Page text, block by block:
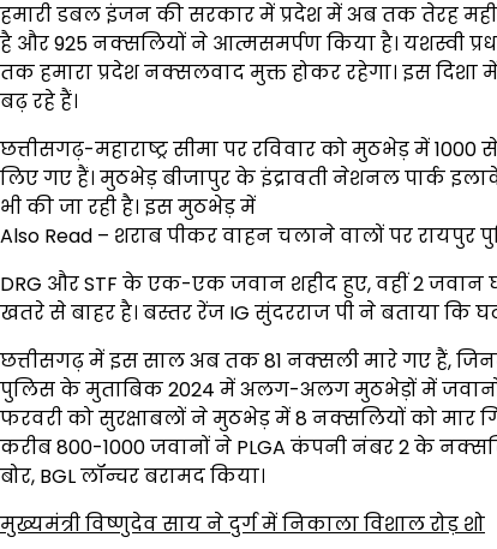
हमारी डबल इंजन की सरकार में प्रदेश में अब तक तेरह
है और 925 नक्सलियों ने आत्मसमर्पण किया है। यशस्वी
तक हमारा प्रदेश नक्सलवाद मुक्त होकर रहेगा। इस
बढ़ रहे हैं।
छत्तीसगढ़-महाराष्ट्र सीमा पर रविवार को मुठभेड़ में
लिए गए हैं। मुठभेड़ बीजापुर के इंद्रावती नेशनल पार्क
भी की जा रही है। इस मुठभेड़ में
Also Read – शराब पीकर वाहन चलाने वालों पर रायपुर
DRG और STF के एक-एक जवान शहीद हुए, वहीं 2 जवान
खतरे से बाहर है। बस्तर रेंज IG सुंदरराज पी ने बताया कि
छत्तीसगढ़ में इस साल अब तक 81 नक्सली मारे गए हैं,
पुलिस के मुताबिक 2024 में अलग-अलग मुठभेड़ों में जवानों
फरवरी को सुरक्षाबलों ने मुठभेड़ में 8 नक्सलियों को मार
करीब 800-1000 जवानों ने PLGA कंपनी नंबर 2 के
बोर, BGL लॉन्चर बरामद किया।
मुख्यमंत्री विष्णुदेव साय ने दुर्ग में निकाला विशाल रोड़ शो